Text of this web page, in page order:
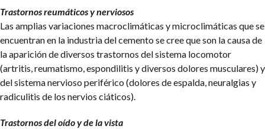
Trastornos reumáticos y nerviosos
Las amplias variaciones macroclimáticas y microclimáticas que se
encuentran en la industria del cemento se cree que son la causa de
la aparición de diversos trastornos del sistema locomotor
(artritis, reumatismo, espondilitis y diversos dolores musculares) y
del sistema nervioso periférico (dolores de espalda, neuralgias y
radiculitis de los nervios ciáticos).
Trastornos del oído y de la vista